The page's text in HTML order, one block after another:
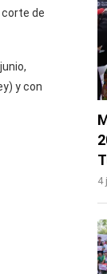
corte de
y con
4